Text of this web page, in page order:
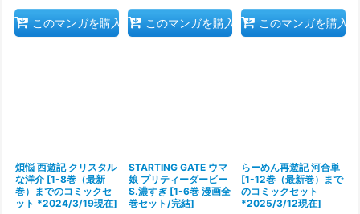
このマンガを購入 このマンガを購入 このマンガを購入
煩悩 西遊記 クリスタル
な洋介 [1-8巻（最新
巻）までのコミックセ
ット *2024/3/19現在]
STARTING GATE ウマ
娘 プリティーダービー
S.濃すぎ [1-6巻 漫画全
巻セット/完結]
らーめん再遊記 河合単
[1-12巻（最新巻）まで
のコミックセット
*2025/3/12現在]